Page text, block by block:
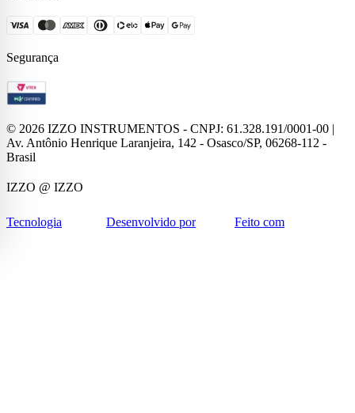
Segurança
© 2026 IZZO INSTRUMENTOS - CNPJ: 61.328.191/0001-00 |
Av. Antônio Henrique Laranjeira, 142 - Osasco/SP, 06268-112 -
Brasil
IZZO @ IZZO
Tecnologia Desenvolvido por Feito com